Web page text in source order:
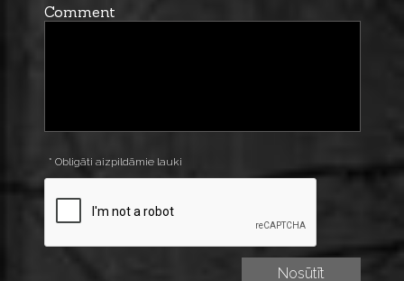
Comment
* Obligāti aizpildāmie lauki